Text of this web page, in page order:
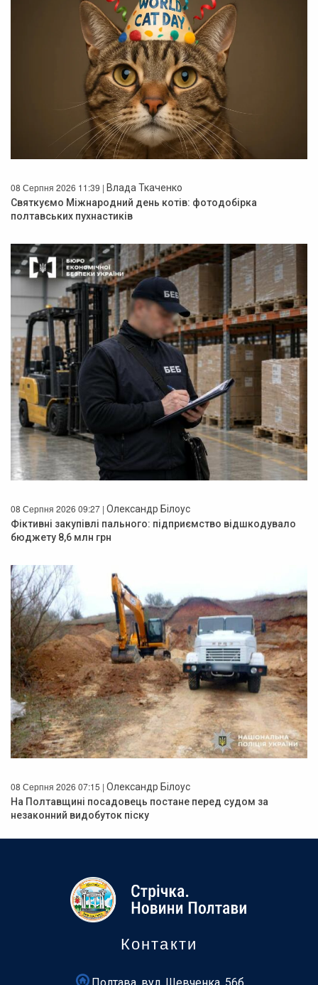
08 Серпня 2026 11:39 | Влада Ткаченко
Святкуємо Міжнародний день котів: фотодобірка
полтавських пухнастиків
08 Серпня 2026 09:27 | Олександр Білоус
Фіктивні закупівлі пального: підприємство відшкодувало
бюджету 8,6 млн грн
08 Серпня 2026 07:15 | Олександр Білоус
На Полтавщині посадовець постане перед судом за
незаконний видобуток піску
Контакти